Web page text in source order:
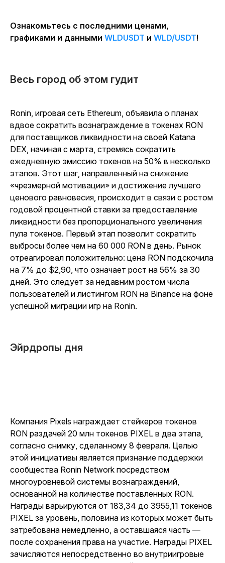
Ознакомьтесь с последними ценами,
графиками и данными WLDUSDT и WLD/USDT!
Весь город об этом гудит
Ronin, игровая сеть Ethereum, объявила о планах
вдвое сократить вознаграждение в токенах RON
для поставщиков ликвидности на своей Katana
DEX, начиная с марта, стремясь сократить
ежедневную эмиссию токенов на 50% в несколько
этапов. Этот шаг, направленный на снижение
«чрезмерной мотивации» и достижение лучшего
ценового равновесия, происходит в связи с ростом
годовой процентной ставки за предоставление
ликвидности без пропорционального увеличения
пула токенов. Первый этап позволит сократить
выбросы более чем на 60 000 RON в день. Рынок
отреагировал положительно: цена RON подскочила
на 7% до $2,90, что означает рост на 56% за 30
дней. Это следует за недавним ростом числа
пользователей и листингом RON на Binance на фоне
успешной миграции игр на Ronin.
Эйрдропы дня
Компания Pixels награждает стейкеров токенов
RON раздачей 20 млн токенов PIXEL в два этапа,
согласно снимку, сделанному 8 февраля. Целью
этой инициативы является признание поддержки
сообщества Ronin Network посредством
многоуровневой системы вознаграждений,
основанной на количестве поставленных RON.
Награды варьируются от 183,34 до 3955,11 токенов
PIXEL за уровень, половина из которых может быть
затребована немедленно, а оставшаяся часть —
после сохранения права на участие. Награды PIXEL
зачисляются непосредственно во внутриигровые